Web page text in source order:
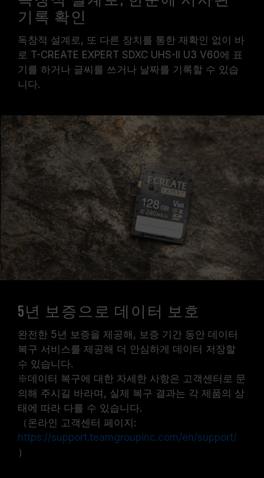
기록 확인
독창적 설계로, 또 다른 장치를 통한 재확인 없이 바
로 T-CREATE EXPERT SDXC UHS-II U3 V60에 표
기를 하거나 글씨를 쓰거나 날짜를 기록할 수 있습
니다.
5년 보증으로 데이터 보호
완전한 5년 보증을 제공해, 보증 기간 동안 데이터
복구 서비스를 제공해 더 안심하게 데이터 저장할
수 있습니다.
※데이터 복구에 대한 자세한 사항은 고객센터로 문
의해 주시길 바라며, 실제 복구 결과는 각 제품의 상
태에 따라 다를 수 있습니다.
（온라인 고객센터 페이지:
https://support.teamgroupinc.com/en/support/
）